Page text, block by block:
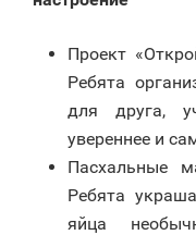
Проект
Ребята
для друга,
увереннее и
Пасхальные
Ребята
яйца